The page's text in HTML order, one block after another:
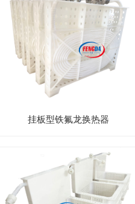
挂板型铁氟龙换热器